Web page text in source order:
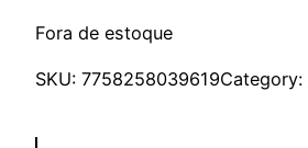
ç
o
o
Fora de estoque
SKU: 7758258039619Category: